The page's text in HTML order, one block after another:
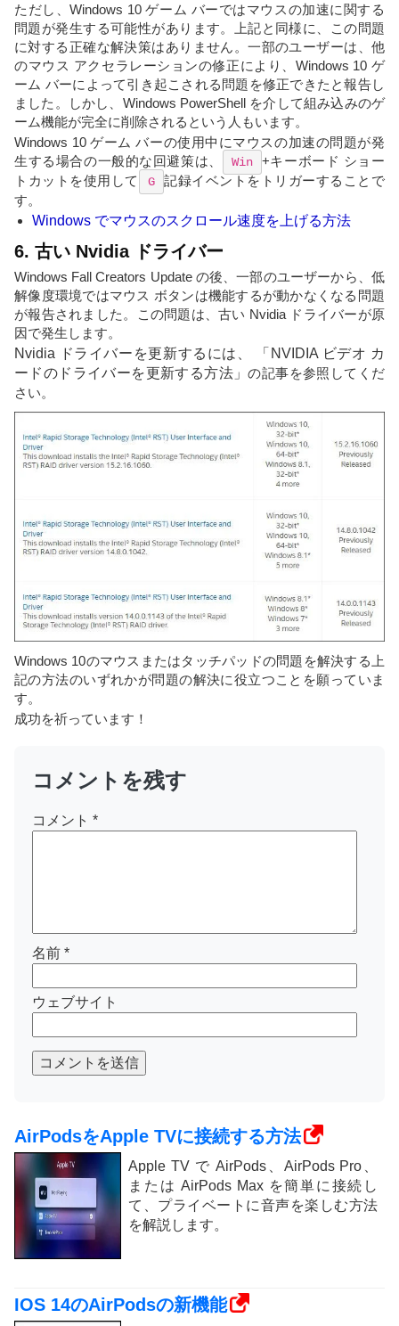
ただし、Windows 10 ゲーム バーではマウスの加速に関する
問題が発生する可能性があります。上記と同様に、この問題
に対する正確な解決策はありません。一部のユーザーは、他
のマウス アクセラレーションの修正により、Windows 10 ゲ
ーム バーによって引き起こされる問題を修正できたと報告し
ました。しかし、Windows PowerShell を介して組み込みのゲ
ーム機能が完全に削除されるという人もいます。
Windows 10 ゲーム バーの使用中にマウスの加速の問題が発
生する場合の一般的な回避策は、
Win
+キーボード ショー
トカットを使用して
G
記録イベントをトリガーすることで
す。
Windows でマウスのスクロール速度を上げる方法
6. 古い Nvidia ドライバー
Windows Fall Creators Update の後、一部のユーザーから、低
解像度環境ではマウス ボタンは機能するが動かなくなる問題
が報告されました。この問題は、古い Nvidia ドライバーが原
因で発生します。
Nvidia ドライバーを更新するには、 「NVIDIA ビデオ カ
ードのドライバーを更新する方法」の記事を参照してくだ
さい。
Windows 10のマウスまたはタッチパッドの問題を解決する上
記の方法のいずれかが問題の解決に役立つことを願っていま
す。
成功を祈っています！
コメントを残す
コメント *
名前 *
ウェブサイト
コメントを送信
AirPodsをApple TVに接続する方法
Apple TV で AirPods、AirPods Pro、
または AirPods Max を簡単に接続し
て、プライベートに音声を楽しむ方法
を解説します。
IOS 14のAirPodsの新機能